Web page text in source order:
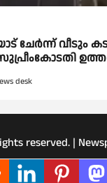
ചേര്‍ന്ന് വീടും
desk
reserved. |